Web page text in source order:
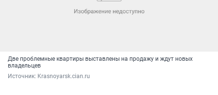
Две проблемные квартиры выставлены на продажу и ждут новых
владельцев
Источник: Krasnoyarsk.cian.ru